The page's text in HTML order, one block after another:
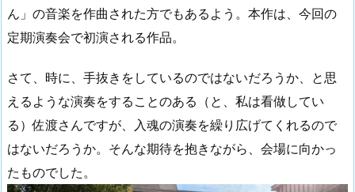
ん」の音楽を作曲された方でもあるよう。本作は、今回の
定期演奏会で初演される作品。
さて、時に、手抜きをしているのではないだろうか、と思
えるような演奏をすることのある（と、私は看做してい
る）佐渡さんですが、入魂の演奏を繰り広げてくれるので
はないだろうか。そんな期待を抱きながら、会場に向かっ
たものでした。